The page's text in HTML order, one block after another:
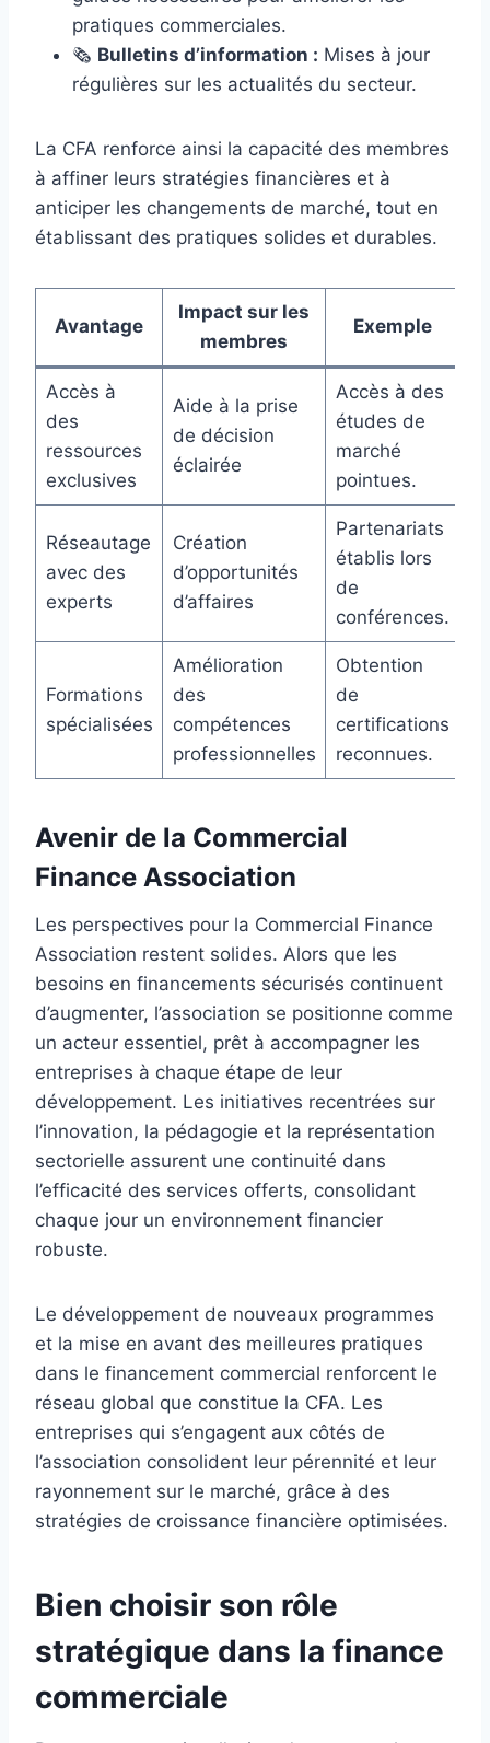
pratiques commerciales.
🗞️ Bulletins d’information : Mises à jour
régulières sur les actualités du secteur.
La CFA renforce ainsi la capacité des membres
à affiner leurs stratégies financières et à
anticiper les changements de marché, tout en
établissant des pratiques solides et durables.
Avantage
Impact sur les
membres
Exemple
Accès à
des
ressources
exclusives
Aide à la prise
de décision
éclairée
Accès à des
études de
marché
pointues.
Réseautage
avec des
experts
Création
d’opportunités
d’affaires
Partenariats
établis lors
de
conférences.
Formations
spécialisées
Amélioration
des
compétences
professionnelles
Obtention
de
certifications
reconnues.
Avenir de la Commercial
Finance Association
Les perspectives pour la Commercial Finance
Association restent solides. Alors que les
besoins en financements sécurisés continuent
d’augmenter, l’association se positionne comme
un acteur essentiel, prêt à accompagner les
entreprises à chaque étape de leur
développement. Les initiatives recentrées sur
l’innovation, la pédagogie et la représentation
sectorielle assurent une continuité dans
l’efficacité des services offerts, consolidant
chaque jour un environnement financier
robuste.
Le développement de nouveaux programmes
et la mise en avant des meilleures pratiques
dans le financement commercial renforcent le
réseau global que constitue la CFA. Les
entreprises qui s’engagent aux côtés de
l’association consolident leur pérennité et leur
rayonnement sur le marché, grâce à des
stratégies de croissance financière optimisées.
Bien choisir son rôle
stratégique dans la finance
commerciale